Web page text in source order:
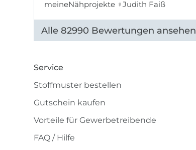
meineNähprojekte ♀Judith Faiß
Alle 82990 Bewertungen ansehen
Service
Stoffmuster bestellen
Gutschein kaufen
Vorteile für Gewerbetreibende
FAQ / Hilfe